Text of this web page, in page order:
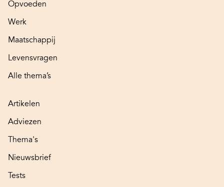
Opvoeden
Werk
Maatschappij
Levensvragen
Alle thema’s
Artikelen
Adviezen
Thema's
Nieuwsbrief
Tests